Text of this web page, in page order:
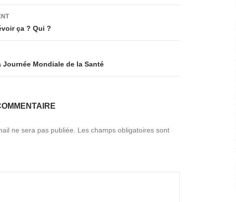
ça ? Qui ?
Journée Mondiale de la Santé
ne sera pas publiée.
Les champs obligatoires sont